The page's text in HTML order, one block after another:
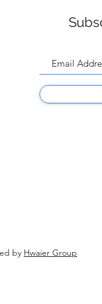
by Hwaier Group